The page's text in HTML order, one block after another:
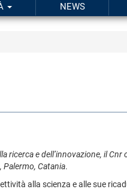
NEWS
ricerca e dell’innovazione, il
Palermo, Catania.
alla scienza e alle sue